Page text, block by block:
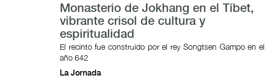
Monasterio de Jokhang en el Tíbet,
vibrante crisol de cultura y
espiritualidad
El recinto fue construido por el rey Songtsen Gampo en el
año 642
La Jornada